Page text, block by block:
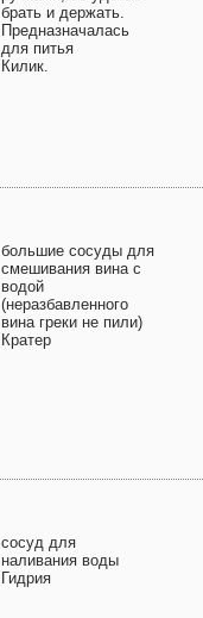
брать и держать.
Предназначалась
для питья
Килик.
большие сосуды для
смешивания вина с
водой
(неразбавленного
вина греки не пили)
Кратер
сосуд для
наливания воды
Гидрия